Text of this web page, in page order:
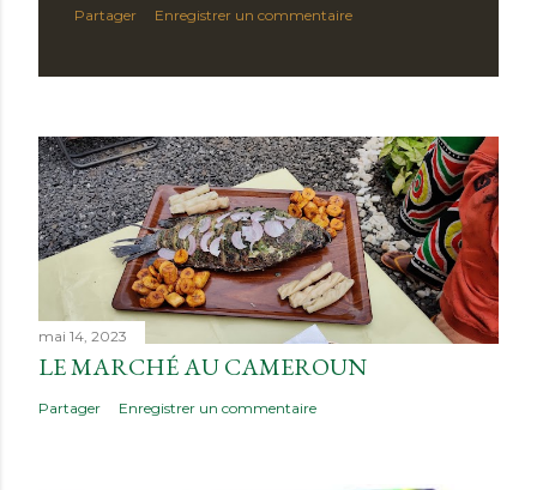
Partager Enregistrer un commentaire
mai 14, 2023
LE MARCHÉ AU CAMEROUN
Partager Enregistrer un commentaire